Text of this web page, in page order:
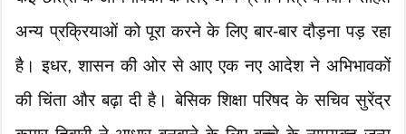
अन्य प्रक्रियाओं को पूरा करने के लिए बार-बार दौड़ना पड़ रहा
है। इधर, शासन की ओर से आए एक नए आदेश ने अभिभावकों
की चिंता और बढ़ा दी है। बेसिक शिक्षा परिषद के सचिव सुरेंद्र